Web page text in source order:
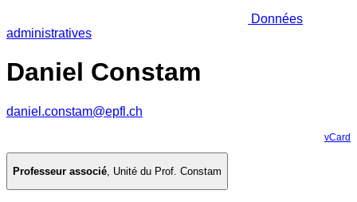
Données
administratives
Daniel Constam
daniel.constam@epfl.ch
vCard
Professeur associé, Unité du Prof. Constam